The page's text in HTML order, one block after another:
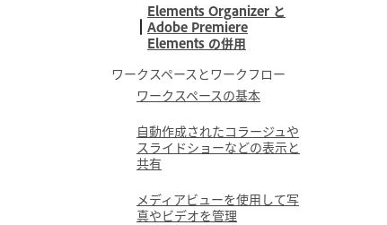
Elements Organizer と
Adobe Premiere
Elements の併用
ワークスペースとワークフロー
ワークスペースの基本
自動作成されたコラージュや
スライドショーなどの表示と
共有
メディアビューを使用して写
真やビデオを管理